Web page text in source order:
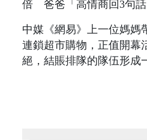
中媒《網易》上一位媽媽
連鎖超市購物，正值開幕
絕，結賬排隊的隊伍形成